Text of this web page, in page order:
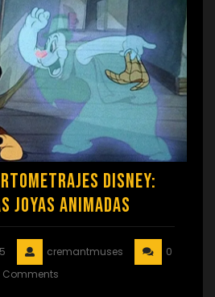
Disney:
Joyas Animadas
cremantmuses
0
Comments